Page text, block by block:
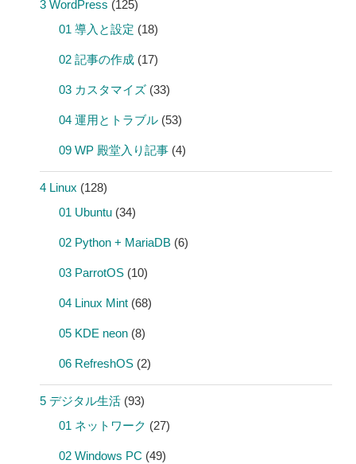
3 WordPress (125)
01 導入と設定 (18)
02 記事の作成 (17)
03 カスタマイズ (33)
04 運用とトラブル (53)
09 WP 殿堂入り記事 (4)
4 Linux (128)
01 Ubuntu (34)
02 Python + MariaDB (6)
03 ParrotOS (10)
04 Linux Mint (68)
05 KDE neon (8)
06 RefreshOS (2)
5 デジタル生活 (93)
01 ネットワーク (27)
02 Windows PC (49)